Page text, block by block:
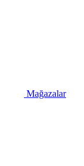
Mağazalar